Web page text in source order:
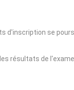
d'inscription se
résultats de